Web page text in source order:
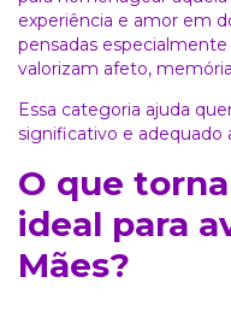
experiência e amor em
pensadas
valorizam afeto,
Essa categoria ajuda
significativo e adequado
O que
ideal para
Mães?